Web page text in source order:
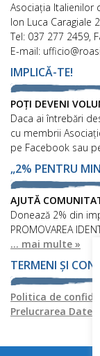
Asociaţia Italienilor
Ion Luca Caragiale
Tel: 037 277 2459,
E-mail:
IMPLICĂ-TE!
POȚI DEVENI
Daca ai întrebări
cu membrii
pe Facebook sau
„2% PENTRU
AJUTĂ
Donează 2% din
PROMOVAREA
... mai multe »
TERMENI ȘI
Politica de
Prelucrarea